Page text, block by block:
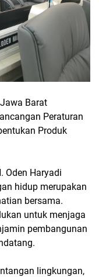
Barat
Peraturan
Produk
Oden Haryadi
hidup merupakan
bersama.
untuk menjaga
pembangunan
lingkungan,